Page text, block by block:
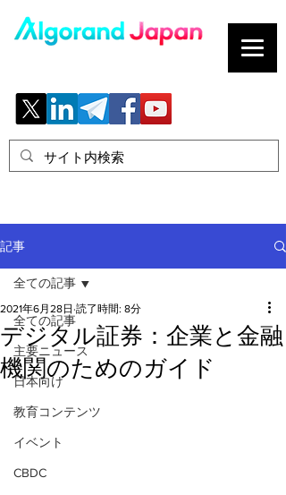
記事
全ての記事
主要ニュース
日本向け
教育コンテンツ
イベント
CBDC
全ての記事
デジタル証券：企業と金融
機関のためのガイド
2021年6月28日 読了時間: 8分